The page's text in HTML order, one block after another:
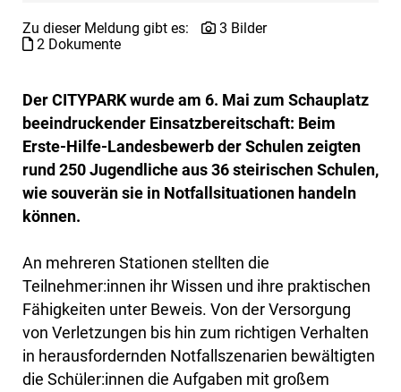
Zu dieser Meldung gibt es:
3 Bilder
2 Dokumente
Der CITYPARK wurde am 6. Mai zum Schauplatz
beeindruckender Einsatzbereitschaft: Beim
Erste-Hilfe-Landesbewerb der Schulen zeigten
rund 250 Jugendliche aus 36 steirischen Schulen,
wie souverän sie in Notfallsituationen handeln
können.
An mehreren Stationen stellten die
Teilnehmer:innen ihr Wissen und ihre praktischen
Fähigkeiten unter Beweis. Von der Versorgung
von Verletzungen bis hin zum richtigen Verhalten
in herausfordernden Notfallszenarien bewältigten
die Schüler:innen die Aufgaben mit großem